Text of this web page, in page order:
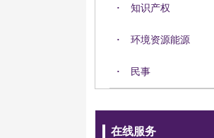
· 知识产权
· 环境资源能源
· 民事
在线服务